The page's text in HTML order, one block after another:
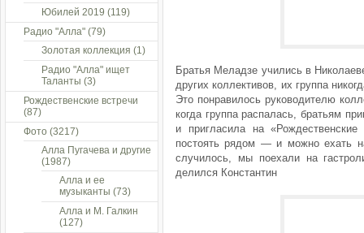
Братья Меладзе учились в
других коллективов, их группа
Это понравилось руководителю
когда группа распалась, братьям
и пригласила на
постоять рядом — и можно ехать
случилось, мы поехали на
делился Константин
Юбилей 2019 (119)
Радио "Алла" (79)
Золотая коллекция (1)
Радио "Алла" ищет
Таланты (3)
Рождественские встречи
(87)
Фото (3217)
Алла Пугачева и другие
(1987)
Алла и ее
музыканты (73)
Алла и М. Галкин
(127)